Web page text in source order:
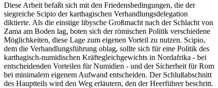
Diese Arbeit befaßt sich mit den Friedensbedingungen, die der
siegreiche Scipio der karthagischen Verhandlungsdelegation
diktierte. Als die einstige libysche Großmacht nach der Schlacht von
Zama am Boden lag, boten sich der römischen Politik verschiedene
Möglichkeiten, diese Lage zum eigenen Vorteil zu nutzen. Scipio,
dem die Verhandlungsführung oblag, sollte sich für eine Politik des
karthagisch-numidischen Kräftegleichgewichts in Nordafrika - bei
entscheidenden Vorteilen für Numidien - und der Sicherheit für Rom
bei minimalem eigenem Aufwand entscheiden. Der Schlußabschnitt
des Hauptteils wird den Weg erläutern, den der Heerführer beschritt.